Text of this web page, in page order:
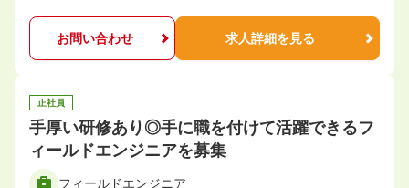
お問い合わせ 求人詳細を見る
正社員
手厚い研修あり◎手に職を付けて活躍できるフ
ィールドエンジニアを募集
フィールドエンジニア